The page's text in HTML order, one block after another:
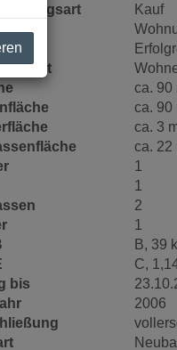
Kauf
ca. 90
ca. 90
ca. 3
ca. 22
1
1
2
1
B, 39
C,
bis
2006